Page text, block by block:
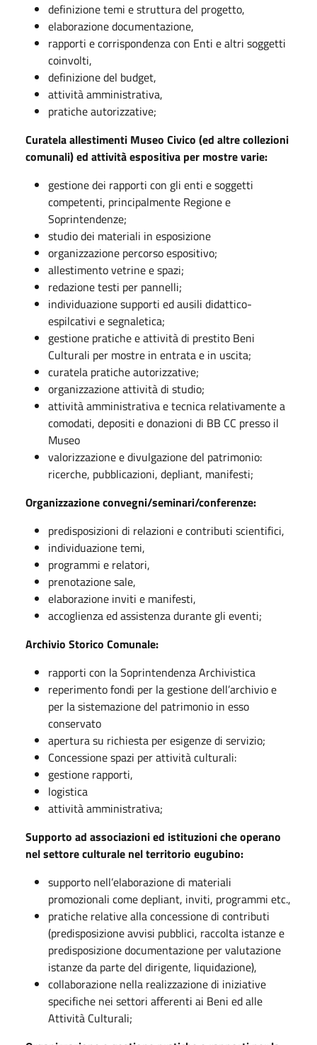
definizione temi e struttura del progetto,
elaborazione documentazione,
rapporti e corrispondenza con Enti e altri soggetti
coinvolti,
definizione del budget,
attività amministrativa,
pratiche autorizzative;
Curatela allestimenti Museo Civico (ed altre collezioni
comunali) ed attività espositiva per mostre varie:
gestione dei rapporti con gli enti e soggetti
competenti, principalmente Regione e
Soprintendenze;
studio dei materiali in esposizione
organizzazione percorso espositivo;
allestimento vetrine e spazi;
redazione testi per pannelli;
individuazione supporti ed ausili didattico-
espilcativi e segnaletica;
gestione pratiche e attività di prestito Beni
Culturali per mostre in entrata e in uscita;
curatela pratiche autorizzative;
organizzazione attività di studio;
attività amministrativa e tecnica relativamente a
comodati, depositi e donazioni di BB CC presso il
Museo
valorizzazione e divulgazione del patrimonio:
ricerche, pubblicazioni, depliant, manifesti;
Organizzazione convegni/seminari/conferenze:
predisposizioni di relazioni e contributi scientifici,
individuazione temi,
programmi e relatori,
prenotazione sale,
elaborazione inviti e manifesti,
accoglienza ed assistenza durante gli eventi;
Archivio Storico Comunale:
rapporti con la Soprintendenza Archivistica
reperimento fondi per la gestione dell’archivio e
per la sistemazione del patrimonio in esso
conservato
apertura su richiesta per esigenze di servizio;
Concessione spazi per attività culturali:
gestione rapporti,
logistica
attività amministrativa;
Supporto ad associazioni ed istituzioni che operano
nel settore culturale nel territorio eugubino:
supporto nell’elaborazione di materiali
promozionali come depliant, inviti, programmi etc.,
pratiche relative alla concessione di contributi
(predisposizione avvisi pubblici, raccolta istanze e
predisposizione documentazione per valutazione
istanze da parte del dirigente, liquidazione),
collaborazione nella realizzazione di iniziative
specifiche nei settori afferenti ai Beni ed alle
Attività Culturali;